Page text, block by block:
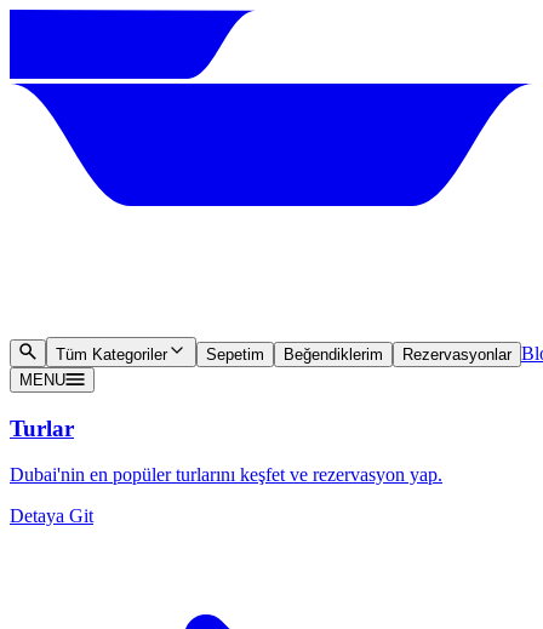
Tüm Kategoriler Sepetim Beğendiklerim Rezervasyonlar
MENU
Turlar
Dubai'nin en popüler turlarını keşfet ve rezervasyon yap.
Detaya Git